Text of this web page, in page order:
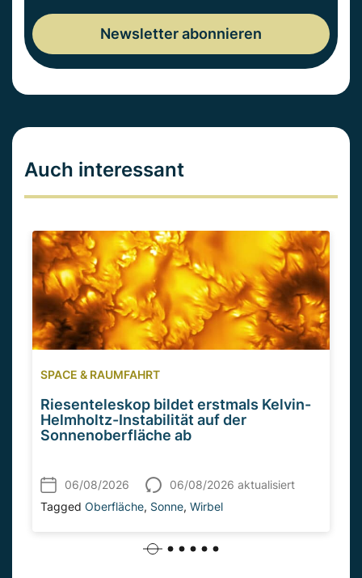
Auch interessant
SPACE & RAUMFAHRT
Riesenteleskop bildet erstmals Kelvin-
Helmholtz-Instabilität auf der
Sonnenoberfläche ab
06/08/2026
06/08/2026 aktualisiert
Tagged Oberfläche, Sonne, Wirbel